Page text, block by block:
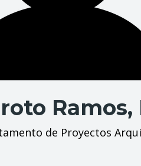
de Proyectos